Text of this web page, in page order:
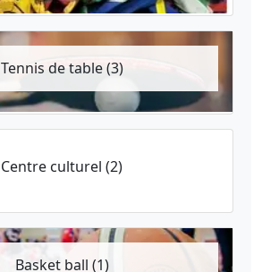
Tennis de table (3)
Centre culturel (2)
Basket ball (1)